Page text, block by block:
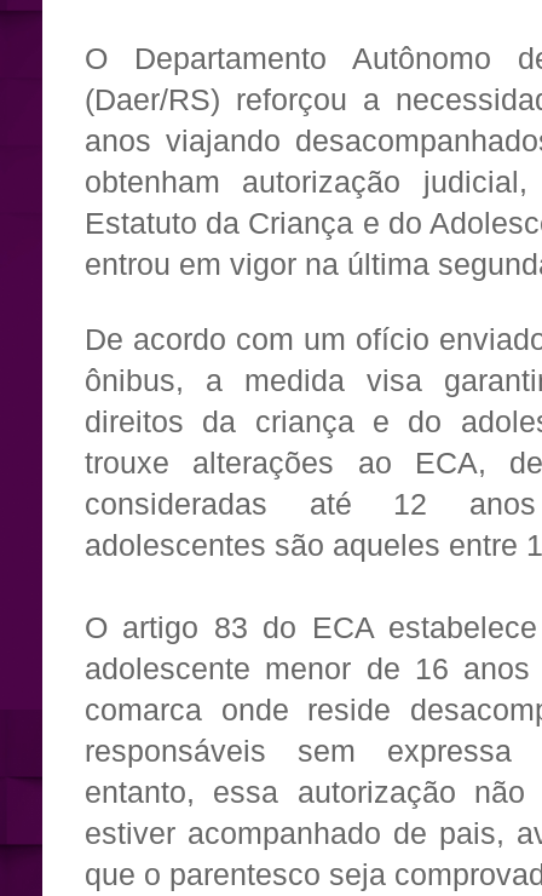
O Departamento Autônomo
(Daer/RS) reforçou a
anos viajando
obtenham autorização
Estatuto da Criança e do
entrou em vigor na última
De acordo com um ofício
ônibus, a medida visa
direitos da criança e do
trouxe alterações ao ECA,
consideradas até 12 anos
adolescentes são aqueles entre
O artigo 83 do ECA
adolescente menor de 16
comarca onde reside
responsáveis sem
entanto, essa autorização
estiver acompanhado de pais,
que o parentesco seja